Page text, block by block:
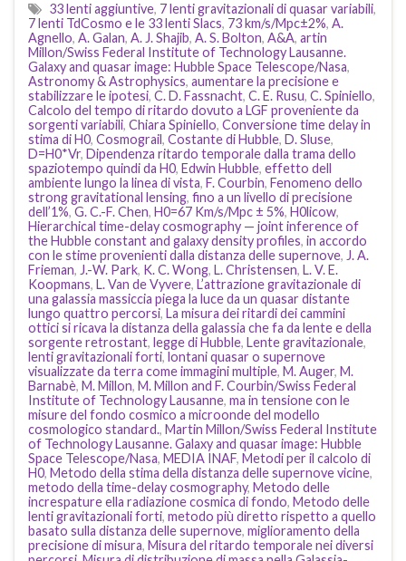
33 lenti aggiuntive, 7 lenti gravitazionali di quasar variabili,
7 lenti TdCosmo e le 33 lenti Slacs, 73 km/s/Mpc±2%, A.
Agnello, A. Galan, A. J. Shajib, A. S. Bolton, A&A, artin
Millon/Swiss Federal Institute of Technology Lausanne.
Galaxy and quasar image: Hubble Space Telescope/Nasa,
Astronomy & Astrophysics, aumentare la precisione e
stabilizzare le ipotesi, C. D. Fassnacht, C. E. Rusu, C. Spiniello,
Calcolo del tempo di ritardo dovuto a LGF proveniente da
sorgenti variabili, Chiara Spiniello, Conversione time delay in
stima di H0, Cosmograil, Costante di Hubble, D. Sluse,
D=H0*Vr, Dipendenza ritardo temporale dalla trama dello
spaziotempo quindi da H0, Edwin Hubble, effetto dell
ambiente lungo la linea di vista, F. Courbin, Fenomeno dello
strong gravitational lensing, fino a un livello di precisione
dell’1%, G. C.-F. Chen, H0=67 Km/s/Mpc ± 5%, H0licow,
Hierarchical time-delay cosmography — joint inference of
the Hubble constant and galaxy density profiles, in accordo
con le stime provenienti dalla distanza delle supernove, J. A.
Frieman, J.-W. Park, K. C. Wong, L. Christensen, L. V. E.
Koopmans, L. Van de Vyvere, L’attrazione gravitazionale di
una galassia massiccia piega la luce da un quasar distante
lungo quattro percorsi, La misura dei ritardi dei cammini
ottici si ricava la distanza della galassia che fa da lente e della
sorgente retrostant, legge di Hubble, Lente gravitazionale,
lenti gravitazionali forti, lontani quasar o supernove
visualizzate da terra come immagini multiple, M. Auger, M.
Barnabè, M. Millon, M. Millon and F. Courbin/Swiss Federal
Institute of Technology Lausanne, ma in tensione con le
misure del fondo cosmico a microonde del modello
cosmologico standard., Martin Millon/Swiss Federal Institute
of Technology Lausanne. Galaxy and quasar image: Hubble
Space Telescope/Nasa, MEDIA INAF, Metodi per il calcolo di
H0, Metodo della stima della distanza delle supernove vicine,
metodo della time-delay cosmography, Metodo delle
increspature ella radiazione cosmica di fondo, Metodo delle
lenti gravitazionali forti, metodo più diretto rispetto a quello
basato sulla distanza delle supernove, miglioramento della
precisione di misura, Misura del ritardo temporale nei diversi